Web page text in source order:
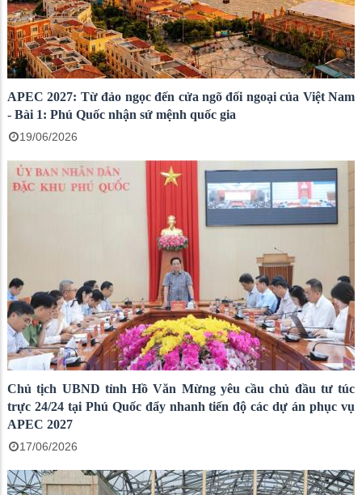
APEC 2027: Từ đảo ngọc đến cửa ngõ đối ngoại của Việt Nam
- Bài 1: Phú Quốc nhận sứ mệnh quốc gia
19/06/2026
Chủ tịch UBND tỉnh Hồ Văn Mừng yêu cầu chủ đầu tư túc
trực 24/24 tại Phú Quốc đẩy nhanh tiến độ các dự án phục vụ
APEC 2027
17/06/2026